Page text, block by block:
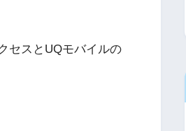
セスとUQモバイルの